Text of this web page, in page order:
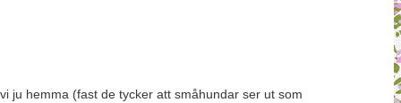
ju hemma (fast de tycker att småhundar ser ut som